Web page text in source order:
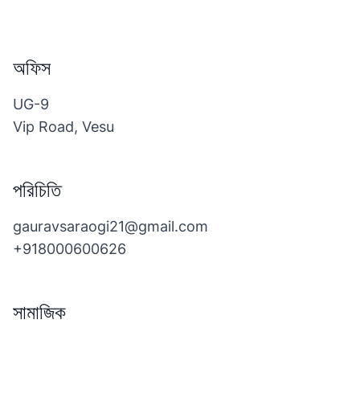
অফিস
UG-9
Vip Road, Vesu
পরিচিতি
gauravsaraogi21@gmail.com
+918000600626
সামাজিক